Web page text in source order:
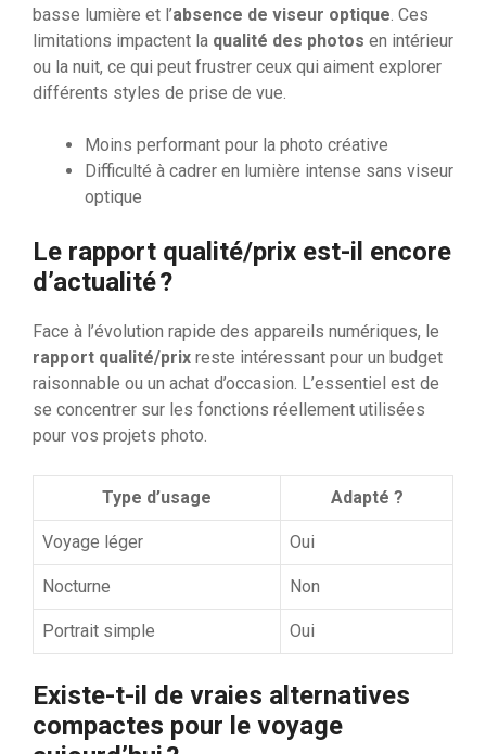
basse lumière et l’absence de viseur optique . Ces
limitations impactent la qualité des photos en intérieur
ou la nuit, ce qui peut frustrer ceux qui aiment explorer
différents styles de prise de vue.
Moins performant pour la photo créative
Difficulté à cadrer en lumière intense sans viseur
optique
Le rapport qualité/prix est-il encore
d’actualité ?
Face à l’évolution rapide des appareils numériques, le
rapport qualité/prix reste intéressant pour un budget
raisonnable ou un achat d’occasion. L’essentiel est de
se concentrer sur les fonctions réellement utilisées
pour vos projets photo.
Type d’usage Adapté ?
Voyage léger Oui
Nocturne Non
Portrait simple Oui
Existe-t-il de vraies alternatives
compactes pour le voyage